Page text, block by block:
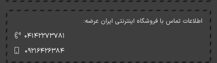
اطلاعات تماس با فروشگاه اینترنتی ایران عرضه:
۰۴۱۴۲۲۷۳۷۸۱
۰۹۲۱۶۴۲۶۳۸۴